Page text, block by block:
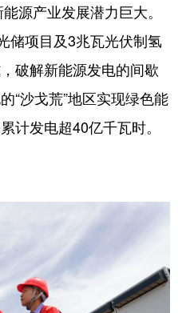
源产业发展潜力巨大。
储项目及3兆瓦光伏制氢
破解新能源发电的间歇
“沙戈荒”地区实现绿色能
计发电超40亿千瓦时。